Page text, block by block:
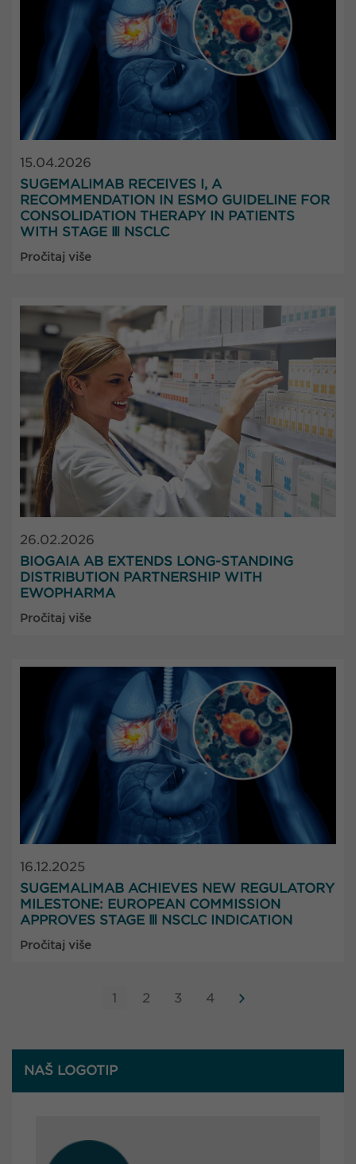
NAŠ LOGOTIP
15.04.2026
SUGEMALIMAB RECEIVES I, A
RECOMMENDATION IN ESMO GUIDELINE FOR
CONSOLIDATION THERAPY IN PATIENTS
WITH STAGE Ⅲ NSCLC
Pročitaj više
26.02.2026
BIOGAIA AB EXTENDS LONG-STANDING
DISTRIBUTION PARTNERSHIP WITH
EWOPHARMA
Pročitaj više
16.12.2025
SUGEMALIMAB ACHIEVES NEW REGULATORY
MILESTONE: EUROPEAN COMMISSION
APPROVES STAGE Ⅲ NSCLC INDICATION
Pročitaj više
1 2 3 4